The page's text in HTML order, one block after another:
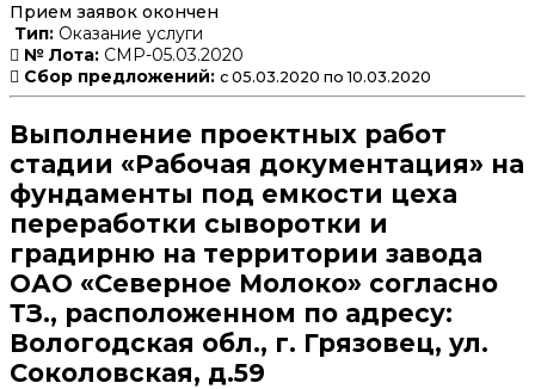
Прием заявок окончен
Тип: Оказание услуги
№ Лота: СМР-05.03.2020
Сбор предложений: с 05.03.2020 по 10.03.2020
Выполнение проектных работ
стадии «Рабочая документация» на
фундаменты под емкости цеха
переработки сыворотки и
градирню на территории завода
ОАО «Северное Молоко» согласно
ТЗ., расположенном по адресу:
Вологодская обл., г. Грязовец, ул.
Соколовская, д.59